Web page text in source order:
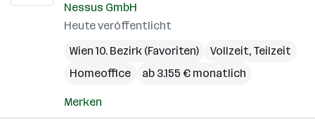
Nessus GmbH
Heute veröffentlicht
Wien 10. Bezirk (Favoriten)
Vollzeit, Teilzeit
Homeoffice
ab 3.155 € monatlich
Merken